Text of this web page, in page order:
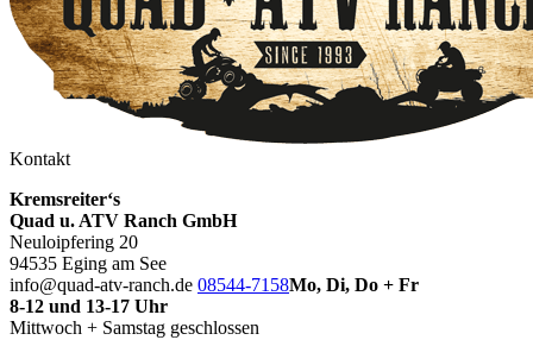
Kontakt
Kremsreiter‘s
Quad u. ATV Ranch GmbH
Neuloipfering 20
94535 Eging am See
info@quad-atv-ranch.de 08544-7158Mo, Di, Do + Fr
8-12 und 13-17 Uhr
Mittwoch + Samstag geschlossen